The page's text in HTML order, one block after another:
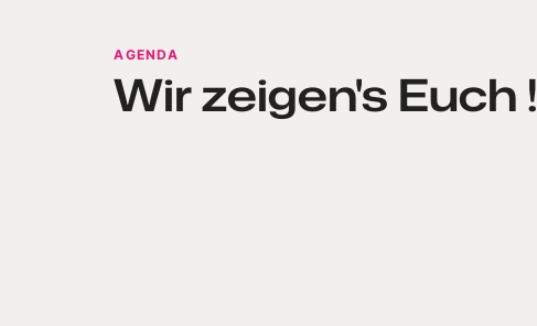
AGENDA
Wir zeigen's Euch !